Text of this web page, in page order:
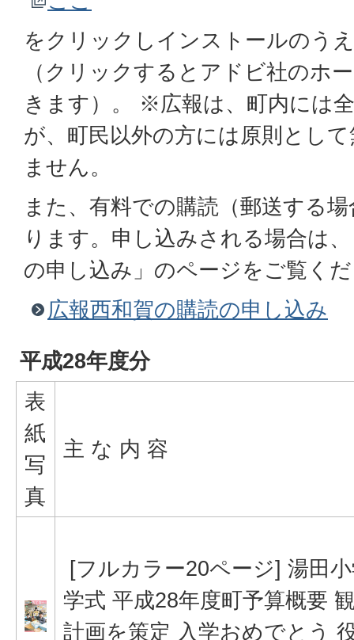
をクリックしインストールのう
（クリックするとアドビ社のホ
きます）。 ※広報は、町内には
が、町民以外の方には原則とし
ません。
また、有料での購読（郵送する
ります。申し込みされる場合は
の申し込み」のページをご覧く
広報西和賀の購読の申し込み
平成28年度分
表
紙
写
真
主 な 内 容
[フルカラー20ページ] 湯田
学式 平成28年度町予算概要
計画を策定 入学おめでとう